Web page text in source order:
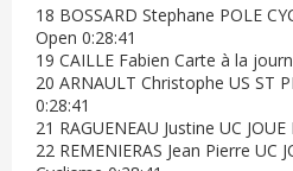
18 BOSSARD Stephane POLE
Open 0:28:41
19 CAILLE Fabien Carte à la
20 ARNAULT Christophe US ST
0:28:41
21 RAGUENEAU Justine UC
22 REMENIERAS Jean Pierre UC